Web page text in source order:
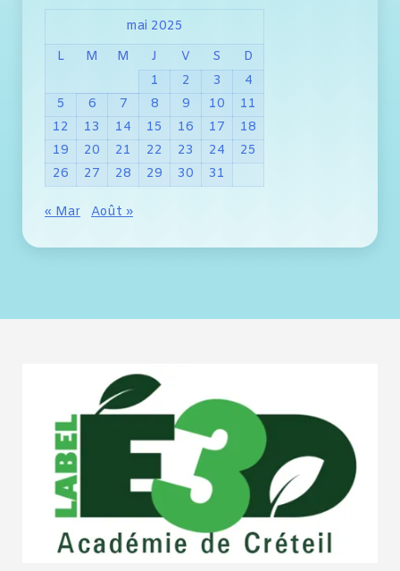
mai 2025
L
M M J V S
D
1
2 3
4
5
6 7 8 9 10
11
12
13 14 15 16 17
18
19
20 21 22 23 24
25
26
27 28 29 30 31
« Mar Août »